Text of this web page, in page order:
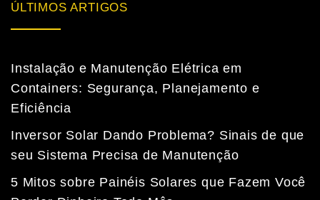
ÚLTIMOS ARTIGOS
Instalação e Manutenção Elétrica em
Containers: Segurança, Planejamento e
Eficiência
Inversor Solar Dando Problema? Sinais de que
seu Sistema Precisa de Manutenção
5 Mitos sobre Painéis Solares que Fazem Você